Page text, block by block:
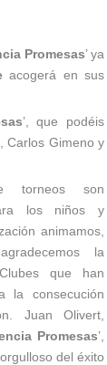
Promesas’ ya
acogerá en sus
’, que podéis
Carlos Gimeno y
torneos son
los niños y
animamos,
la
que han
la consecución
Juan Olivert,
Promesas’,
del éxito